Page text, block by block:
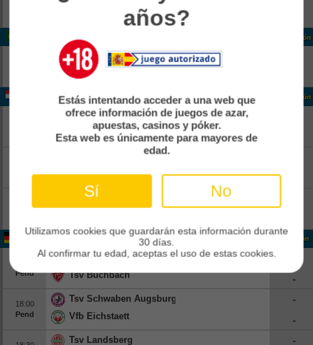
Clasificación
Estoril
Famalicao
Holanda Eerste Divisie Clasificación
FC Dordrecht
Jong Ajax
Pend
Roda Jc Kerkrade
Top Oss
Clasificación
Pend
Nuernberg Ii
Tsv Buchbach
-
18:00
Pend
Tsv Schwaben Augsburg
Vfb Eichstaett
-
-
Tsv Landsberg
-
años?
Estás intentando acceder a una web que
ofrece información de juegos de azar,
apuestas, casinos y póker.
Esta web es únicamente para mayores de
edad.
Sí No
Utilizamos cookies que guardarán esta información durante
30 días.
Al confirmar tu edad, aceptas el uso de estas cookies.